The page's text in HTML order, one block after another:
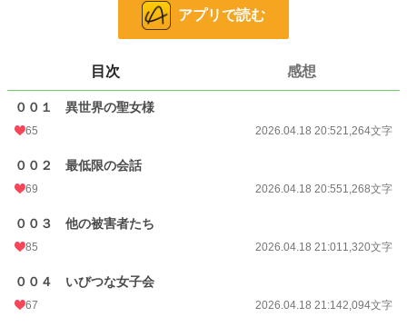
9,481 位 / 228,654 件
4,259 位 / 66,334 件
お気に入り 64
24h.ポイント
文字数 9,467
初回公開日時 2026.04.18 20:52
アプリで読む
目次 感想
００１ 異世界の聖女様
65 2026.04.18 20:521,264文字
００２ 最低限の会話
69 2026.04.18 20:551,268文字
００３ 他の被害者たち
85 2026.04.18 21:011,320文字
００４ いびつな女子会
67 2026.04.18 21:142,094文字